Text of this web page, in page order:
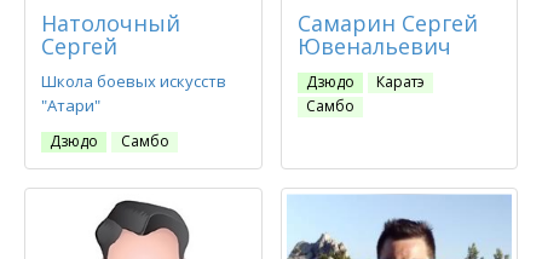
Натолочный
Сергей
Школа боевых искусств
"Атари"
Дзюдо Самбо
Самарин Сергей
Ювенальевич
Дзюдо
Каратэ
Самбо